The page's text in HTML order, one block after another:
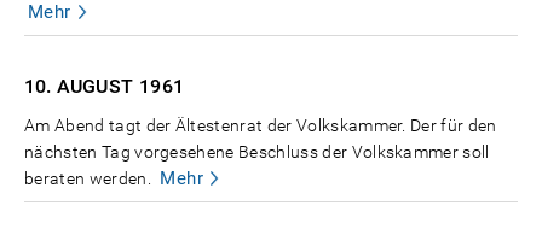
Mehr
10. AUGUST 1961
Am Abend tagt der Ältestenrat der Volkskammer. Der für den
nächsten Tag vorgesehene Beschluss der Volkskammer soll
beraten werden.
Mehr